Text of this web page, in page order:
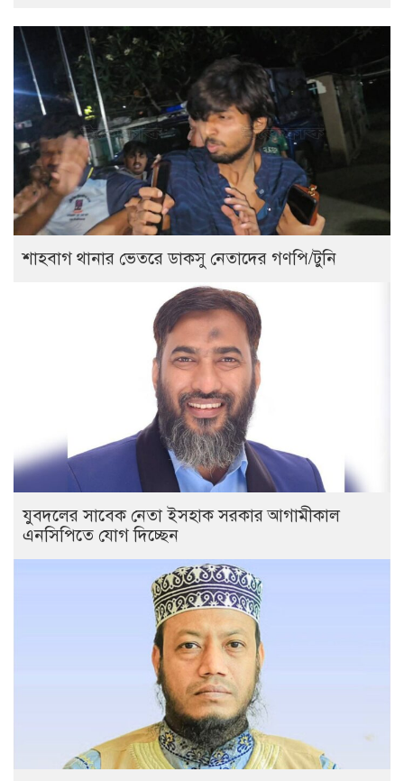
শাহবাগ থানার ভেতরে ডাকসু নেতাদের গণপি/টুনি
যুবদলের সাবেক নেতা ইসহাক সরকার আগামীকাল
এনসিপিতে যোগ দিচ্ছেন